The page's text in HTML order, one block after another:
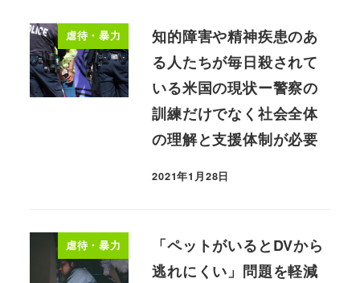
虐待・暴力
知的障害や精神疾患のあ
る人たちが毎日殺されて
いる米国の現状ー警察の
訓練だけでなく社会全体
の理解と支援体制が必要
2021年1月28日
虐待・暴力
「ペットがいるとDVから
逃れにくい」問題を軽減